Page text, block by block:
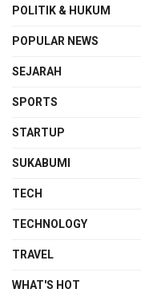
POLITIK & HUKUM
POPULAR NEWS
SEJARAH
SPORTS
STARTUP
SUKABUMI
TECH
TECHNOLOGY
TRAVEL
WHAT'S HOT